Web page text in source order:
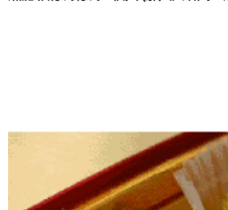
米百俵 [栃倉酒造]
池月 [鳥屋酒造]
東長 [瀬頭酒造]